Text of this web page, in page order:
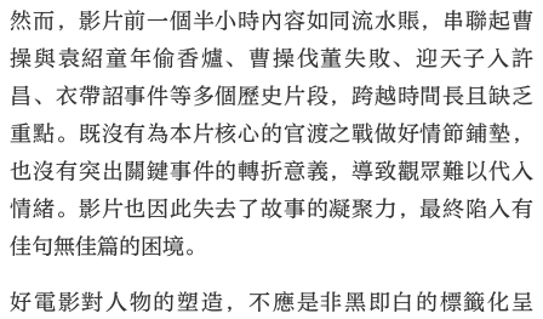
然而，影片前一個半小時內容如同流水賬，串聯起曹
操與袁紹童年偷香爐、曹操伐董失敗、迎天子入許
昌、衣帶詔事件等多個歷史片段，跨越時間長且缺乏
重點。既沒有為本片核心的官渡之戰做好情節鋪墊，
也沒有突出關鍵事件的轉折意義，導致觀眾難以代入
情緒。影片也因此失去了故事的凝聚力，最終陷入有
佳句無佳篇的困境。
好電影對人物的塑造，不應是非黑即白的標籤化呈